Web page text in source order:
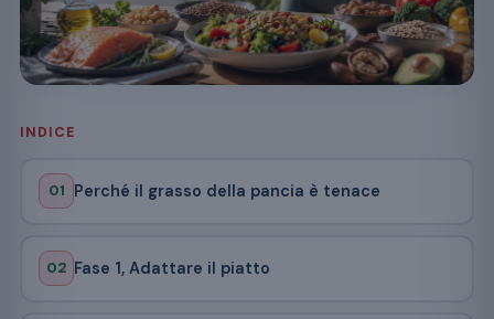
INDICE
01 Perché il grasso della pancia è tenace
02 Fase 1, Adattare il piatto